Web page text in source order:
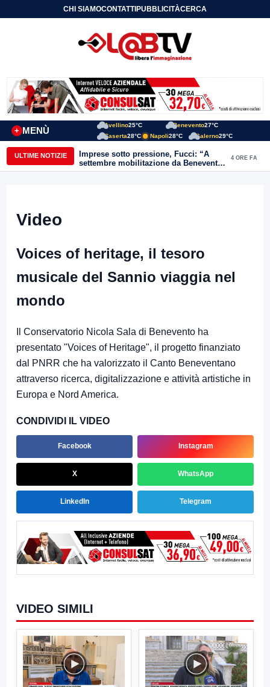
CHI SIAMOCONTATTIPUBBLICITÀCERCA
MENÙ
+
Avellino25°C Benevento27°C
Caserta28°C Napoli28°C Salerno29°C
ULTIME NOTIZIE
Imprese sotto pressione, Fucci: “A
settembre mobilitazione da Benevento
e Avellino”
4 ORE FA
Video
Voices of heritage, il tesoro
musicale del Sannio viaggia nel
mondo
Il Conservatorio Nicola Sala di Benevento ha
presentato "Voices of Heritage", il progetto finanziato
dal PNRR che ha valorizzato il Canto Beneventano
attraverso ricerca, digitalizzazione e attività artistiche in
Europa e Nord America.
CONDIVIDI IL VIDEO
Facebook Instagram
X WhatsApp
LinkedIn Telegram
VIDEO SIMILI